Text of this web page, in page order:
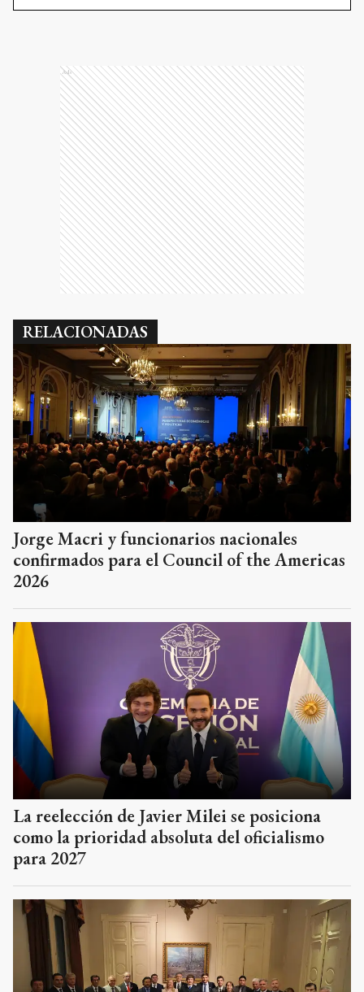
Ads
RELACIONADAS
Jorge Macri y funcionarios nacionales
confirmados para el Council of the Americas
2026
La reelección de Javier Milei se posiciona
como la prioridad absoluta del oficialismo
para 2027